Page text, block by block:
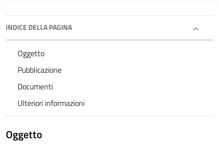
INDICE DELLA PAGINA
Oggetto
Pubblicazione
Documenti
Ulteriori informazioni
Oggetto